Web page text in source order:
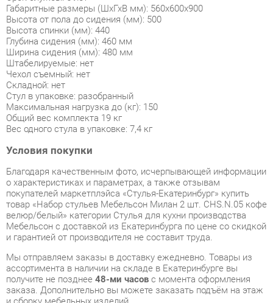
Ширина сидения (мм): 480 мм
Штабелируемые: нет
Чехол съемный: нет
Складной: нет
Стул в упаковке: разобранный
Максимальная нагрузка до (кг): 150
Общий вес комплекта 19 кг
Вес одного стула в упаковке: 7,4 кг
Условия покупки
Благодаря качественным фото, исчерпывающей информации
о характеристиках и параметрах, а также отзывам
товар «Набор стульев Мебельсон Милан 2 шт. CHS.N.05 кофе
Мебельсон с доставкой из Екатеринбурга по цене со скидкой
и гарантией от производителя не составит труда.
Мы отправляем заказы в доставку ежедневно. Товары из
ассортимента в наличии на складе в Екатеринбурге вы
получите не позднее48-ми часовс момента оформления
заказа. Дополнительно вы можете заказать подъём на этаж
и сборку мебельных изделий.
Срок доставки в другие регионы, и для товаров, находящихся
на складах производителей, рассчитывается индивидуально.
Уточнить наличие, срок и стоимость доставки вы можете
через формуобратной связи.